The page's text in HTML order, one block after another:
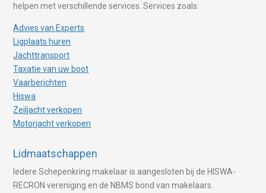
helpen met verschillende services. Services zoals:
Advies van Experts
Ligplaats huren
Jachttransport
Taxatie van uw boot
Vaarberichten
Hiswa
Zeiljacht verkopen
Motorjacht verkopen
Lidmaatschappen
Iedere Schepenkring makelaar is aangesloten bij de HISWA-
RECRON vereniging en de NBMS bond van makelaars.